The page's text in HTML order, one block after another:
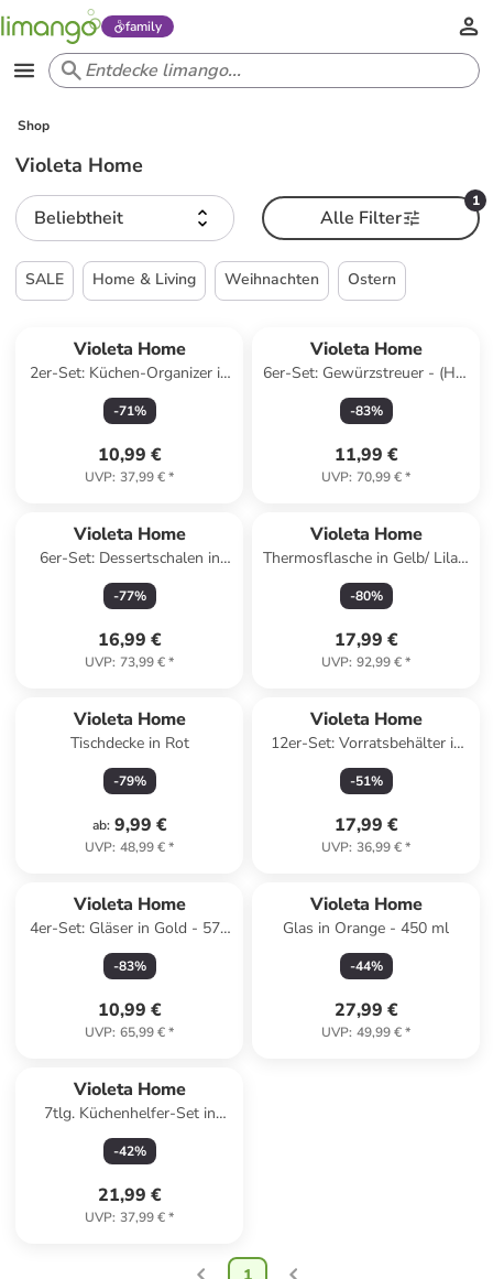
family
Shop
Violeta Home
Beliebtheit
1
Alle Filter
SALE Home & Living Weihnachten Ostern
Violeta Home
2er-Set: Küchen-Organizer in
Grau - (B)14 x (H)16,5 x (T)10
cm
-71%
10,99 €
UVP: 37,99 €*
Violeta Home
6er-Set: Gewürzstreuer - (H)8
x Ø 5,5 cm
-83%
11,99 €
UVP: 70,99 €*
Violeta Home
6er-Set: Dessertschalen in
-77%
16,99 €
UVP: 73,99 €*
Violeta Home
Thermosflasche in Gelb/ Lila -
(H)19 cm
-80%
17,99 €
UVP: 92,99 €*
Violeta Home
Tischdecke in Rot
-79%
ab: 9,99 €
UVP: 48,99 €*
Violeta Home
12er-Set: Vorratsbehälter in
Anthrazit - 400 ml
-51%
17,99 €
UVP: 36,99 €*
Violeta Home
4er-Set: Gläser in Gold - 570
ml
-83%
10,99 €
UVP: 65,99 €*
Violeta Home
Glas in Orange - 450 ml
-44%
27,99 €
UVP: 49,99 €*
Violeta Home
7tlg. Küchenhelfer-Set in
Schwarz - (L)30 cm
-42%
21,99 €
UVP: 37,99 €*
1